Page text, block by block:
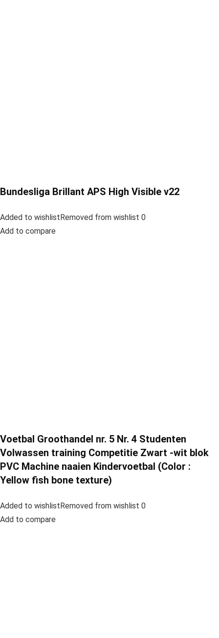
Bundesliga Brillant APS High Visible v22
Added to wishlistRemoved from wishlist 0
Add to compare
Voetbal Groothandel nr. 5 Nr. 4 Studenten
Volwassen training Competitie Zwart -wit blok
PVC Machine naaien Kindervoetbal (Color :
Yellow fish bone texture)
Added to wishlistRemoved from wishlist 0
Add to compare